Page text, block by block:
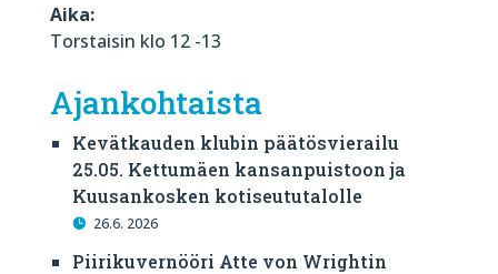
Aika:
Torstaisin klo 12 -13
Ajankohtaista
Kevätkauden klubin päätösvierailu
25.05. Kettumäen kansanpuistoon ja
Kuusankosken kotiseututalolle
26.6. 2026
Piirikuvernööri Atte von Wrightin